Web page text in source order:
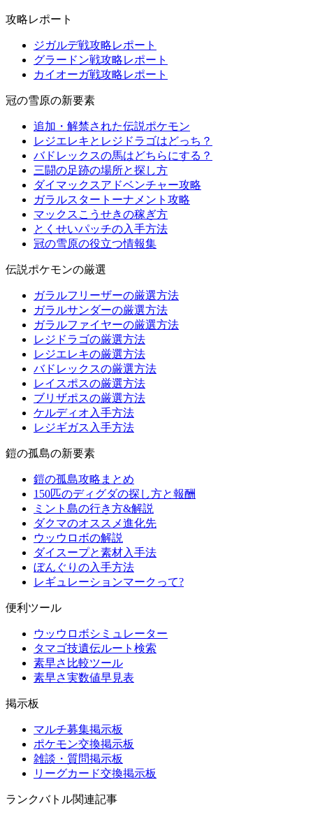
攻略レポート
ジガルデ戦攻略レポート
グラードン戦攻略レポート
カイオーガ戦攻略レポート
冠の雪原の新要素
追加・解禁された伝説ポケモン
レジエレキとレジドラゴはどっち？
バドレックスの馬はどちらにする？
三闘の足跡の場所と探し方
ダイマックスアドベンチャー攻略
ガラルスタートーナメント攻略
マックスこうせきの稼ぎ方
とくせいパッチの入手方法
冠の雪原の役立つ情報集
伝説ポケモンの厳選
ガラルフリーザーの厳選方法
ガラルサンダーの厳選方法
ガラルファイヤーの厳選方法
レジドラゴの厳選方法
レジエレキの厳選方法
バドレックスの厳選方法
レイスポスの厳選方法
ブリザポスの厳選方法
ケルディオ入手方法
レジギガス入手方法
鎧の孤島の新要素
鎧の孤島攻略まとめ
150匹のディグダの探し方と報酬
ミント島の行き方&解説
ダクマのオススメ進化先
ウッウロボの解説
ダイスープと素材入手法
ぼんぐりの入手方法
レギュレーションマークって?
便利ツール
ウッウロボシミュレーター
タマゴ技遺伝ルート検索
素早さ比較ツール
素早さ実数値早見表
掲示板
マルチ募集掲示板
ポケモン交換掲示板
雑談・質問掲示板
リーグカード交換掲示板
ランクバトル関連記事